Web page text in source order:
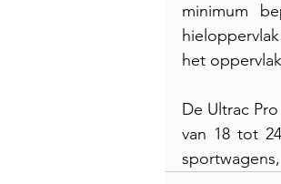
minimum
het
De Ultrac
van 18 tot